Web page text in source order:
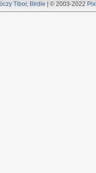
Tibor, Birdie | © 2003-2022